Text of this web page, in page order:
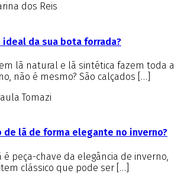
dos Reis
ideal da sua bota forrada?
lã natural e lã sintética fazem toda a
não é mesmo? São calçados […]
Tomazi
de lã de forma elegante no inverno?
é peça-chave da elegância de inverno,
clássico que pode ser […]